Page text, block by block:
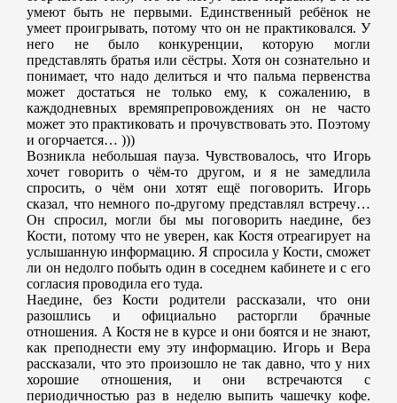
умеют быть не первыми. Единственный ребёнок не
умеет проигрывать, потому что он не практиковался. У
него не было конкуренции, которую могли
представлять братья или сёстры. Хотя он сознательно и
понимает, что надо делиться и что пальма первенства
может достаться не только ему, к сожалению, в
каждодневных времяпрепровождениях он не часто
может это практиковать и прочувствовать это. Поэтому
и огорчается… )))
Возникла небольшая пауза. Чувствовалось, что Игорь
хочет говорить о чём-то другом, и я не замедлила
спросить, о чём они хотят ещё поговорить. Игорь
сказал, что немного по-другому представлял встречу…
Он спросил, могли бы мы поговорить наедине, без
Кости, потому что не уверен, как Костя отреагирует на
услышанную информацию. Я спросила у Кости, сможет
ли он недолго побыть один в соседнем кабинете и с его
согласия проводила его туда.
Наедине, без Кости родители рассказали, что они
разошлись и официально расторгли брачные
отношения. А Костя не в курсе и они боятся и не знают,
как преподнести ему эту информацию. Игорь и Вера
рассказали, что это произошло не так давно, что у них
хорошие отношения, и они встречаются с
периодичностью раз в неделю выпить чашечку кофе.